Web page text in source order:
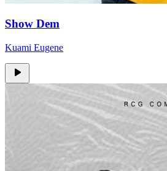
Show Dem
Kuami Eugene